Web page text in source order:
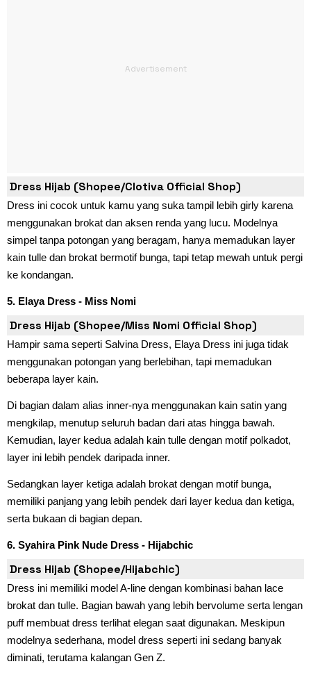
Dress Hijab (Shopee/Clotiva Official Shop)
Dress ini cocok untuk kamu yang suka tampil lebih girly karena
menggunakan brokat dan aksen renda yang lucu. Modelnya
simpel tanpa potongan yang beragam, hanya memadukan layer
kain tulle dan brokat bermotif bunga, tapi tetap mewah untuk pergi
ke kondangan.
5. Elaya Dress - Miss Nomi
Dress Hijab (Shopee/Miss Nomi Official Shop)
Hampir sama seperti Salvina Dress, Elaya Dress ini juga tidak
menggunakan potongan yang berlebihan, tapi memadukan
beberapa layer kain.
Di bagian dalam alias inner-nya menggunakan kain satin yang
mengkilap, menutup seluruh badan dari atas hingga bawah.
Kemudian, layer kedua adalah kain tulle dengan motif polkadot,
layer ini lebih pendek daripada inner.
Sedangkan layer ketiga adalah brokat dengan motif bunga,
memiliki panjang yang lebih pendek dari layer kedua dan ketiga,
serta bukaan di bagian depan.
6. Syahira Pink Nude Dress - Hijabchic
Dress Hijab (Shopee/Hijabchic)
Dress ini memiliki model A-line dengan kombinasi bahan lace
brokat dan tulle. Bagian bawah yang lebih bervolume serta lengan
puff membuat dress terlihat elegan saat digunakan. Meskipun
modelnya sederhana, model dress seperti ini sedang banyak
diminati, terutama kalangan Gen Z.